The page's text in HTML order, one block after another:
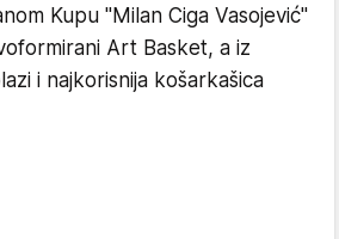
Kupu "Milan Ciga Vasojević"
Art Basket, a iz
i najkorisnija košarkašica